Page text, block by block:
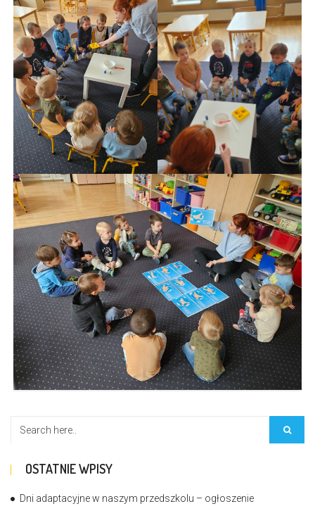
OSTATNIE WPISY
Dni adaptacyjne w naszym przedszkolu – ogłoszenie